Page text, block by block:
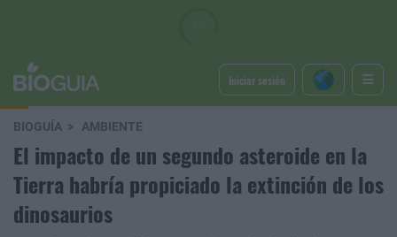
Iniciar sesión
BIOGUÍA AMBIENTE
El impacto de un segundo asteroide en la
Tierra habría propiciado la extinción de los
dinosaurios